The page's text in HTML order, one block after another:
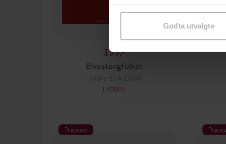
samtykke til spesifikke
Godta utvalgte
199,-
Elvestengfolket
Thure Erik Lund
LYDBOK
Premium